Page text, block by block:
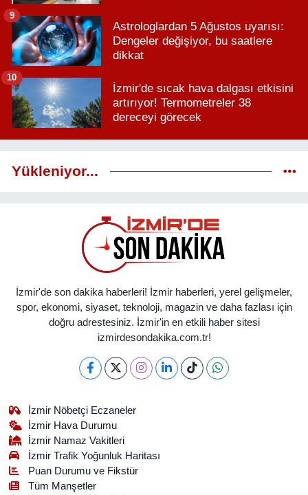
Astrologlardan 5 Ağustos uyarısı:
Dengeler değişiyor, bu saatlere
dikkat
9
İzmir'de sıcak hava dalgası etkisini
artırıyor! Termometreler 38
dereceyi görecek
10
Yükleniyor...
İzmir'de son dakika haberleri! İzmir haberleri, yerel gelişmeler,
spor, ekonomi, siyaset, teknoloji, magazin ve daha fazlası için
doğru adrestesiniz. İzmir'in en etkili haber sitesi
izmirdesondakika.com.tr!
İzmir Nöbetçi Eczaneler
İzmir Hava Durumu
İzmir Namaz Vakitleri
İzmir Trafik Yoğunluk Haritası
Puan Durumu ve Fikstür
Tüm Manşetler